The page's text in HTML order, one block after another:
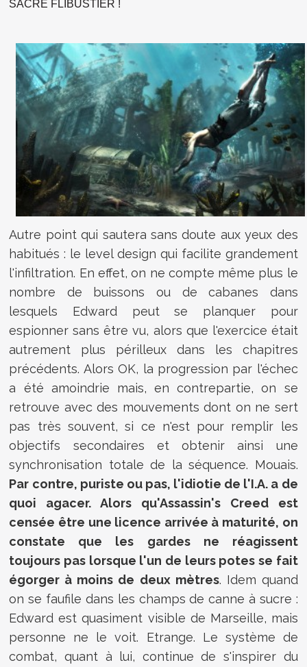
SACRÉ FLIBUSTIER !
Autre point qui sautera sans doute aux yeux des
habitués : le level design qui facilite grandement
l'infiltration. En effet, on ne compte même plus le
nombre de buissons ou de cabanes dans
lesquels Edward peut se planquer pour
espionner sans être vu, alors que l'exercice était
autrement plus périlleux dans les chapitres
précédents. Alors OK, la progression par l'échec
a été amoindrie mais, en contrepartie, on se
retrouve avec des mouvements dont on ne sert
pas très souvent, si ce n'est pour remplir les
objectifs secondaires et obtenir ainsi une
synchronisation totale de la séquence. Mouais.
Par contre, puriste ou pas, l'idiotie de l'I.A. a de
quoi agacer. Alors qu'Assassin's Creed est
censée être une licence arrivée à maturité, on
constate que les gardes ne réagissent
toujours pas lorsque l'un de leurs potes se fait
égorger à moins de deux mètres. Idem quand
on se faufile dans les champs de canne à sucre :
Edward est quasiment visible de Marseille, mais
personne ne le voit. Etrange. Le système de
combat, quant à lui, continue de s'inspirer du